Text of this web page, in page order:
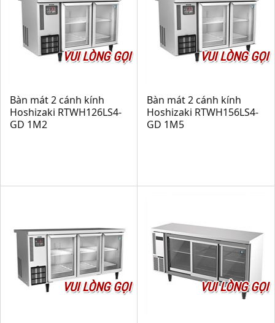
VUI LÒNG GỌI
Bàn mát 2 cánh kính
Hoshizaki RTWH126LS4-
GD 1M2
VUI LÒNG GỌI
Bàn mát 2 cánh kính
Hoshizaki RTWH156LS4-
GD 1M5
VUI LÒNG GỌI VUI LÒNG GỌI